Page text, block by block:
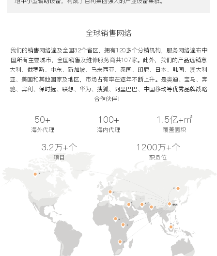
全球销售网络
我们的销售网络遍及全国32个省区，拥有120多个分销机构，服务网络遍布中
国所有主要城市，全国销售及维修服务商共107家。此外，我们的产品远销意
大利、俄罗斯、中东、新加坡、马来西亚、泰国、印尼、日本、韩国、澳大利
亚、美国和其他国家及地区，市场占有率在逐年不断上升。是奥迪、宝马、奔
驰、宾利、保时捷、联想、华为、搜狐、阿里巴巴、中国移动等优秀品牌战略
合作伙伴！
50+
海外代理
100+
海内代理
1.5亿+㎡
覆盖面积
3.2万+个
项目
1200万+个
职员位